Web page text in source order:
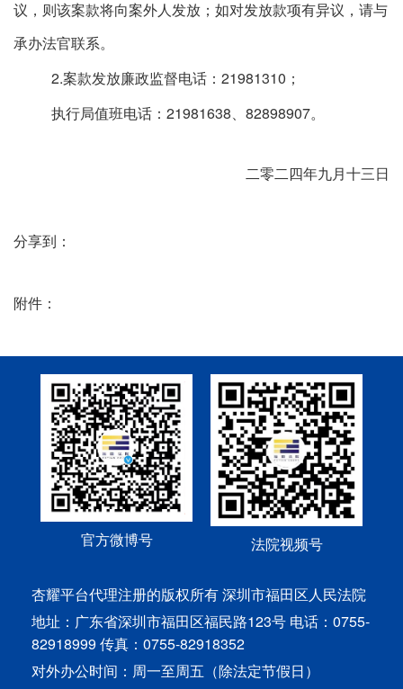
议，则该案款将向案外人发放；如对发放款项有异议，请与
承办法官联系。
2.案款发放廉政监督电话：21981310 ；
执行局值班电话：21981638、82898907。
二零二四年九月十三日
分享到：
附件：
官方微博号 法院视频号
杏耀平台代理注册的版权所有 深圳市福田区人民法院
地址：广东省深圳市福田区福民路123号 电话：0755-
82918999 传真：0755-82918352
对外办公时间：周一至周五（除法定节假日）